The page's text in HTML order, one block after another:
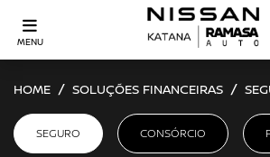
MENU
HOME SOLUÇÕES FINANCEIRAS
CONSÓRCIO
SEGURO